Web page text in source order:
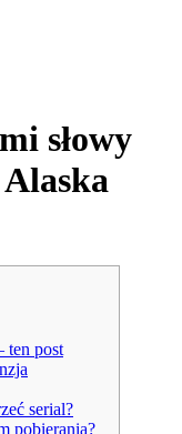
słowy
ten post
serial?
pobierania?